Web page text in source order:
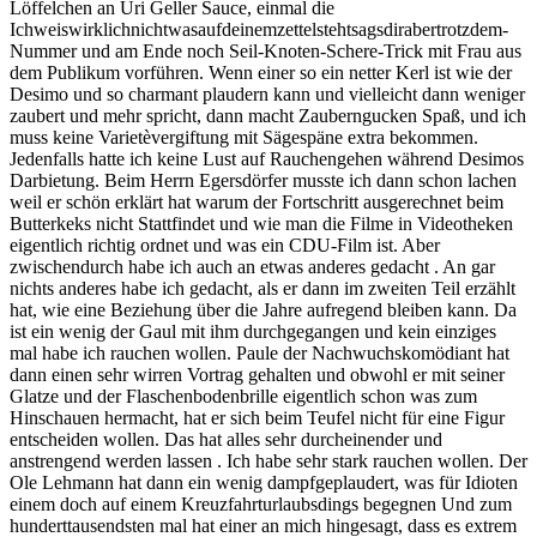
Löffelchen an Uri Geller Sauce, einmal die
Ichweiswirklichnichtwasaufdeinemzettelstehtsagsdirabertrotzdem-
Nummer und am Ende noch Seil-Knoten-Schere-Trick mit Frau aus
dem Publikum vorführen. Wenn einer so ein netter Kerl ist wie der
Desimo und so charmant plaudern kann und vielleicht dann weniger
zaubert und mehr spricht, dann macht Zauberngucken Spaß, und ich
muss keine Varietèvergiftung mit Sägespäne extra bekommen.
Jedenfalls hatte ich keine Lust auf Rauchengehen während Desimos
Darbietung. Beim Herrn Egersdörfer musste ich dann schon lachen
weil er schön erklärt hat warum der Fortschritt ausgerechnet beim
Butterkeks nicht Stattfindet und wie man die Filme in Videotheken
eigentlich richtig ordnet und was ein CDU-Film ist. Aber
zwischendurch habe ich auch an etwas anderes gedacht . An gar
nichts anderes habe ich gedacht, als er dann im zweiten Teil erzählt
hat, wie eine Beziehung über die Jahre aufregend bleiben kann. Da
ist ein wenig der Gaul mit ihm durchgegangen und kein einziges
mal habe ich rauchen wollen. Paule der Nachwuchskomödiant hat
dann einen sehr wirren Vortrag gehalten und obwohl er mit seiner
Glatze und der Flaschenbodenbrille eigentlich schon was zum
Hinschauen hermacht, hat er sich beim Teufel nicht für eine Figur
entscheiden wollen. Das hat alles sehr durcheinender und
anstrengend werden lassen . Ich habe sehr stark rauchen wollen. Der
Ole Lehmann hat dann ein wenig dampfgeplaudert, was für Idioten
einem doch auf einem Kreuzfahrturlaubsdings begegnen Und zum
hunderttausendsten mal hat einer an mich hingesagt, dass es extrem